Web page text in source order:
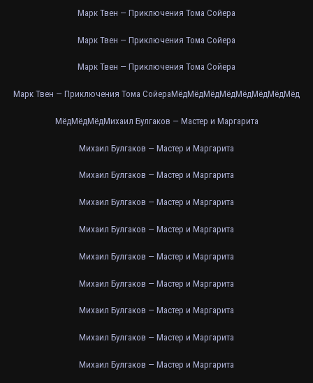
Марк Твен — Приключения Тома Сойера
Марк Твен — Приключения Тома Сойера
Марк Твен — Приключения Тома Сойера
Марк Твен — Приключения Тома СойераМёдМёдМёдМёдМёдМёдМёдМёд
МёдМёдМёдМихаил Булгаков — Мастер и Маргарита
Михаил Булгаков — Мастер и Маргарита
Михаил Булгаков — Мастер и Маргарита
Михаил Булгаков — Мастер и Маргарита
Михаил Булгаков — Мастер и Маргарита
Михаил Булгаков — Мастер и Маргарита
Михаил Булгаков — Мастер и Маргарита
Михаил Булгаков — Мастер и Маргарита
Михаил Булгаков — Мастер и Маргарита
Михаил Булгаков — Мастер и Маргарита